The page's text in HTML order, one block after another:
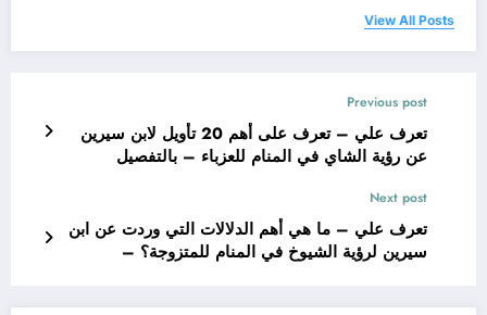
View All Posts
Previous post
تعرف علي – تعرف على أهم 20 تأويل لابن سيرين
عن رؤية الشاي في المنام للعزباء – بالتفصيل
Next post
تعرف علي – ما هي أهم الدلالات التي وردت عن ابن
سيرين لرؤية الشيوخ في المنام للمتزوجة؟ –